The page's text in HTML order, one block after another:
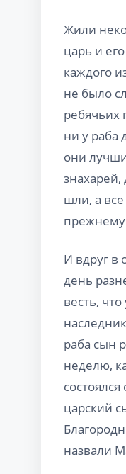
Жили
царь и
каждого
не было
ребячьих
ни у раба
они
знахарей,
шли, а все
И вдруг в
день
весть,
раба сын
неделю,
царский
назвали